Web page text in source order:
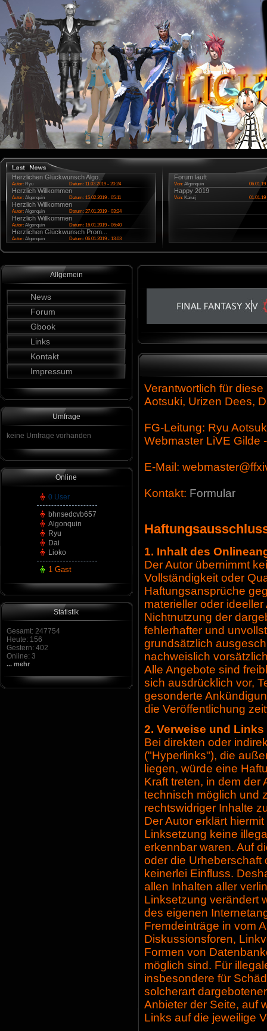
Herzlichen Glückwunsch Algo...
Autor: Ryu Datum: 11.03.2019 - 20:24
Herzlich Willkommen
Autor: Algonquin Datum: 15.02.2019 - 05:11
Herzlich Willkommen
Autor: Algonquin Datum: 27.01.2019 - 03:24
Herzlich Willkommen
Autor: Algonquin Datum: 16.01.2019 - 06:40
Herzlichen Glückwunsch Prom...
Autor: Algonquin Datum: 06.01.2019 - 13:03
Forum läuft
Von: Algonquin 06.01.19
Happy 2019
Von: Karuij 01.01.19
Allgemein
News
Forum
Gbook
Links
Kontakt
Impressum
Umfrage
keine Umfrage vorhanden
Online
0 User
bhnsedcvb657
Algonquin
Ryu
Dai
Lioko
1 Gast
Statistik
Gesamt: 247754
Heute: 156
Gestern: 402
Online: 3
... mehr
Verantwortlich für
Aotsuki, Urizen Dees,
FG-Leitung: Ryu
Webmaster LiVE Gilde
E-Mail:
Kontakt: Formular
1. Inhalt des
Der Autor übernimmt
Vollständigkeit oder
Haftungsansprüche
materieller oder
Nichtnutzung der
fehlerhafter und
grundsätzlich
nachweislich
Alle Angebote sind
sich ausdrücklich vor,
gesonderte
die Veröffentlichung
2. Verweise und Links
Bei direkten oder
("Hyperlinks"), die
liegen, würde eine
Kraft treten, in dem der
technisch möglich und
rechtswidriger Inhalte
Der Autor erklärt
Linksetzung keine
erkennbar waren. Auf
oder die Urheberschaft
keinerlei Einfluss.
allen Inhalten aller
Linksetzung verändert
des eigenen
Fremdeinträge in vom
Diskussionsforen,
Formen von
möglich sind. Für
insbesondere für
solcherart
Anbieter der Seite, auf
Links auf die jeweilige